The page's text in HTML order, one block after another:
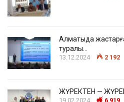
Алматыда
туралы…
13.12.2024 2 192
ЖҮРЕКТЕН —
19.02.2024 6 919